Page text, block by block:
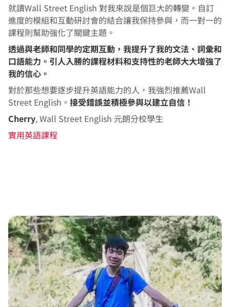
就讀Wall Street English 對我來說是個巨大的轉變。自訂
進度的模組和互動研討會的結合讓我保持參與，而一對一的
課程則幫助強化了關鍵主題。
透過與老師和同學的定期互動，我提升了我的文法、詞彙和
口語能力。引人入勝的課程材料和支持性的老師大大增強了
我的信心。
對於那些想要逐步提升英語能力的人，我強烈推薦Wall
Street English。 接受錯誤並積極參與以建立自信！
Cherry, Wall Street English 元朗分校學生
實用英語課程